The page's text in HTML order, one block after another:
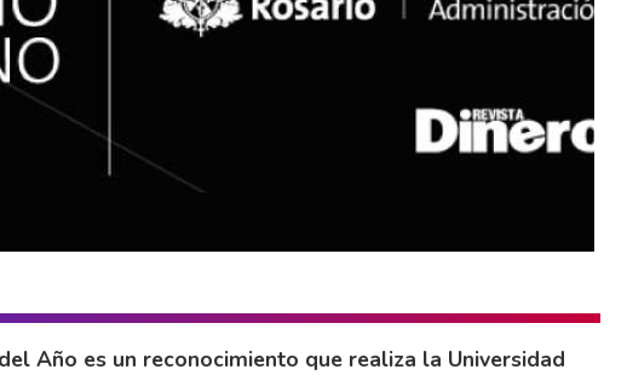
Año es un reconocimiento que realiza la Universidad